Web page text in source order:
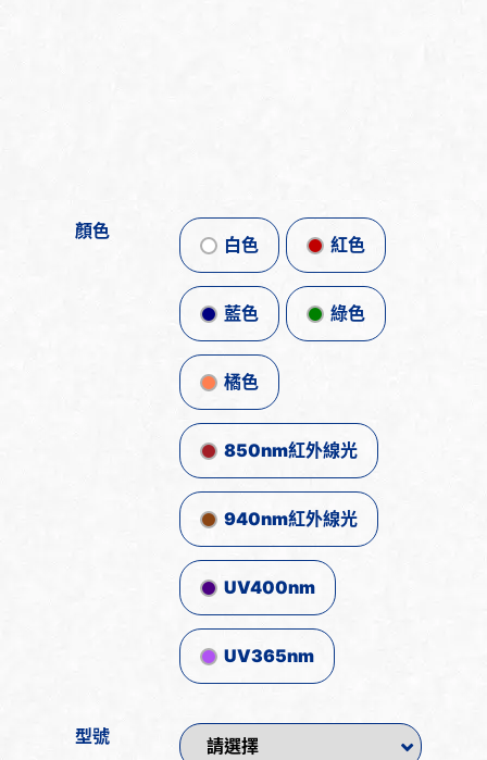
顏色
白色 紅色
藍色 綠色
橘色
850nm紅外線光
940nm紅外線光
UV400nm
UV365nm
型號